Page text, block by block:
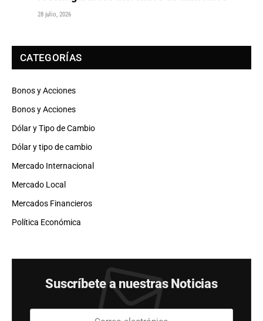
28 julio, 2026
CATEGORÍAS
Bonos y Acciones
Bonos y Acciones
Dólar y Tipo de Cambio
Dólar y tipo de cambio
Mercado Internacional
Mercado Local
Mercados Financieros
Política Económica
Suscríbete a nuestras Noticias